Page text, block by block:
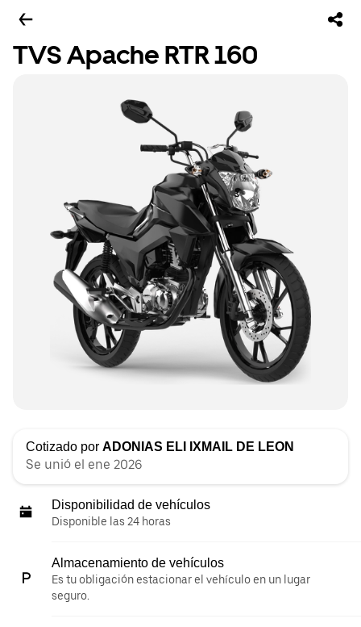
TVS Apache RTR 160
Cotizado por ADONIAS ELI IXMAIL DE LEON
Se unió el ene 2026
Disponibilidad de vehículos
Disponible las 24 horas
Almacenamiento de vehículos
Es tu obligación estacionar el vehículo en un lugar
seguro.